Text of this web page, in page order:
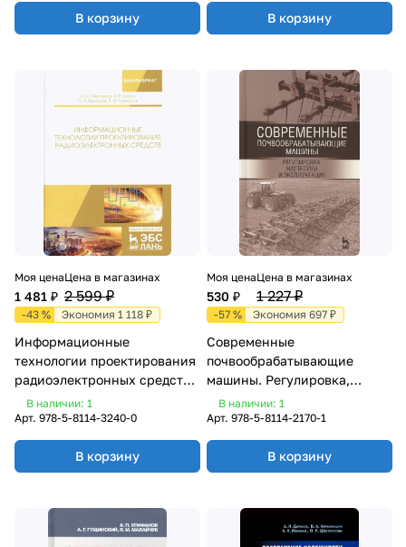
В корзину В корзину
Моя цена
1 481 ₽
Цена в магазинах
2 599 ₽
-43 % Экономия 1 118 ₽
Информационные
технологии проектирования
радиоэлектронных средств.
Учебное пособие
В наличии: 1
Арт. 978-5-8114-3240-0
В корзину
Моя цена
530 ₽
Цена в магазинах
1 227 ₽
-57 % Экономия 697 ₽
Современные
почвообрабатывающие
машины. Регулировка,
настройка и эксплуатация.
Учебное пособие
В наличии: 1
Арт. 978-5-8114-2170-1
В корзину